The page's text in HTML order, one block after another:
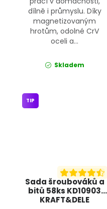
dílně i průmyslu. Díky
magnetizovaným
hrotům, odolné CrV
oceli a...
Skladem
Sada šroubováků a
bitů 58ks KD10903
KRAFT&DELE
TIP